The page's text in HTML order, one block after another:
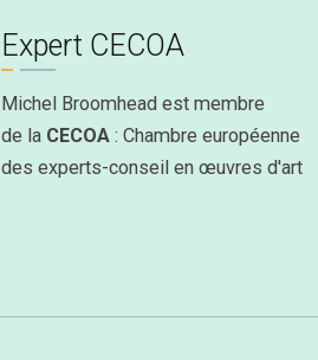
Expert CECOA
Michel Broomhead est membre
de la CECOA : Chambre européenne
des experts-conseil en œuvres d'art